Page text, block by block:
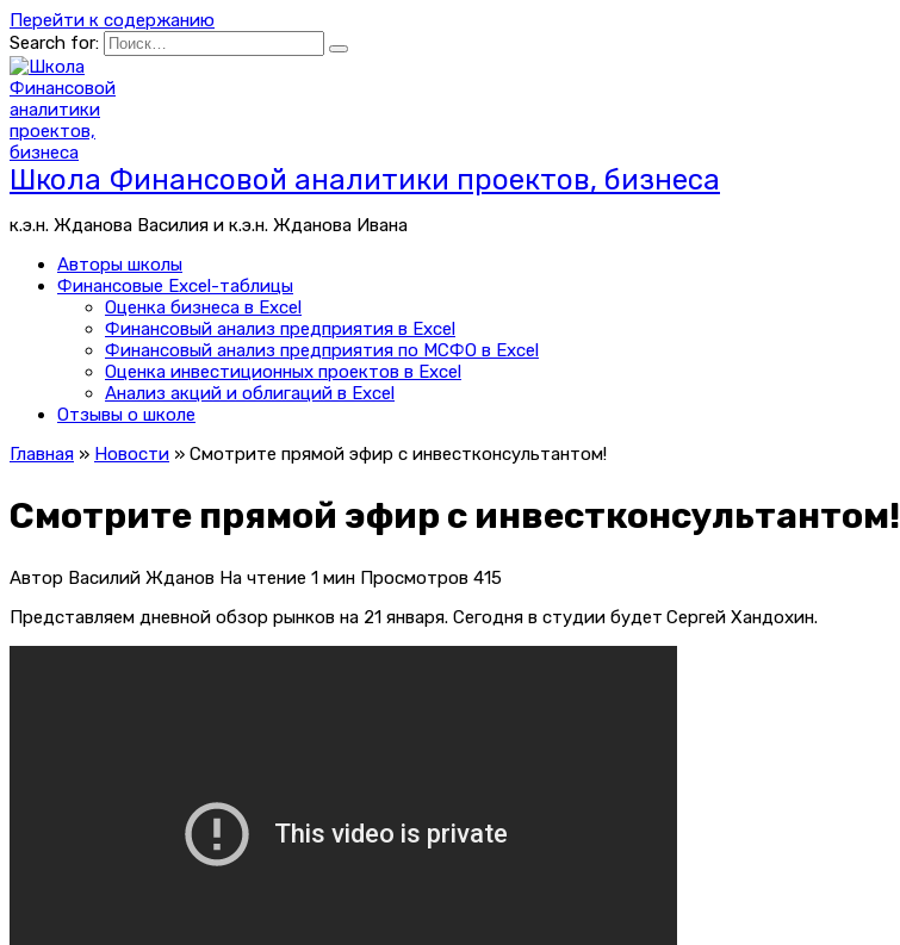
Перейти к содержанию
Search for:
Школа Финансовой аналитики проектов, бизнеса
к.э.н. Жданова Василия и к.э.н. Жданова Ивана
Авторы школы
Финансовые Excel-таблицы
Оценка бизнеса в Excel
Финансовый анализ предприятия в Excel
Финансовый анализ предприятия по МСФО в Excel
Оценка инвестиционных проектов в Excel
Анализ акций и облигаций в Excel
Отзывы о школе
Главная » Новости » Смотрите прямой эфир с инвестконсультантом!
Смотрите прямой эфир с инвестконсультантом!
Автор Василий Жданов На чтение 1 мин Просмотров 415
Представляем дневной обзор рынков на 21 января. Сегодня в студии будет Сергей Хандохин.